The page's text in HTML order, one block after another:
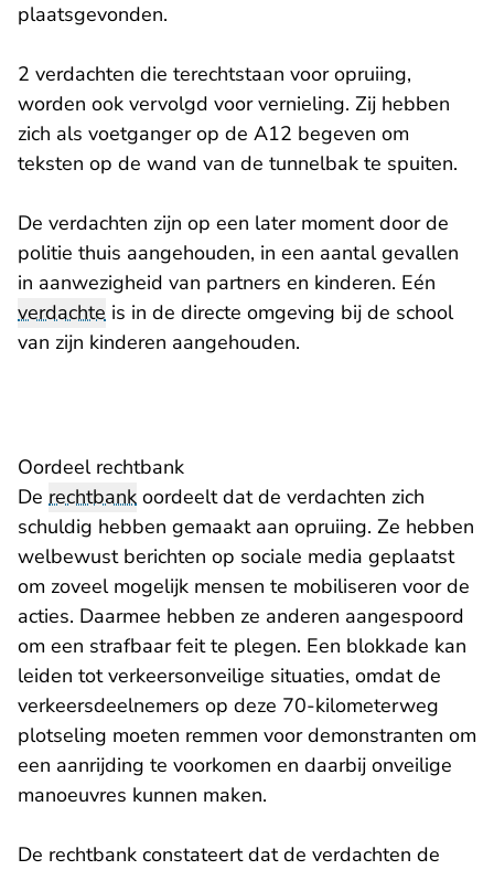
plaatsgevonden.
2 verdachten die terechtstaan voor opruiing,
worden ook vervolgd voor vernieling. Zij hebben
zich als voetganger op de A12 begeven om
teksten op de wand van de tunnelbak te spuiten.
De verdachten zijn op een later moment door de
politie thuis aangehouden, in een aantal gevallen
in aanwezigheid van partners en kinderen. Eén
verdachte is in de directe omgeving bij de school
van zijn kinderen aangehouden.
Oordeel rechtbank
De rechtbank oordeelt dat de verdachten zich
schuldig hebben gemaakt aan opruiing. Ze hebben
welbewust berichten op sociale media geplaatst
om zoveel mogelijk mensen te mobiliseren voor de
acties. Daarmee hebben ze anderen aangespoord
om een strafbaar feit te plegen. Een blokkade kan
leiden tot verkeersonveilige situaties, omdat de
verkeersdeelnemers op deze 70-kilometerweg
plotseling moeten remmen voor demonstranten om
een aanrijding te voorkomen en daarbij onveilige
manoeuvres kunnen maken.
De rechtbank constateert dat de verdachten de